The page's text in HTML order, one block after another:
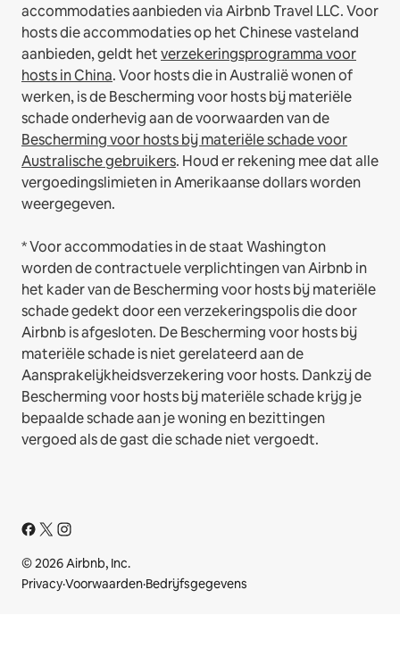
accommodaties aanbieden via Airbnb Travel LLC.Voor
hosts die accommodaties op het Chinese vasteland
aanbieden, geldt hetverzekeringsprogramma voor
hosts in China.Voor hosts die in Australië wonen of
werken, is de Bescherming voor hosts bij materiële
schade onderhevig aan de voorwaarden van de
Bescherming voor hosts bij materiële schade voor
Australische gebruikers. Houd er rekening mee dat alle
vergoedingslimieten in Amerikaanse dollars worden
weergegeven.
* Voor accommodaties in de staat Washington
worden de contractuele verplichtingen van Airbnb in
het kader van de Bescherming voor hosts bij materiële
schade gedekt door een verzekeringspolis die door
Airbnb is afgesloten. De Bescherming voor hosts bij
materiële schade is niet gerelateerd aan de
Aansprakelijkheidsverzekering voor hosts. Dankzij de
Bescherming voor hosts bij materiële schade krijg je
bepaalde schade aan je woning en bezittingen
vergoed als de gast die schade niet vergoedt.
© 2026 Airbnb, Inc.
Privacy·Voorwaarden·Bedrijfsgegevens